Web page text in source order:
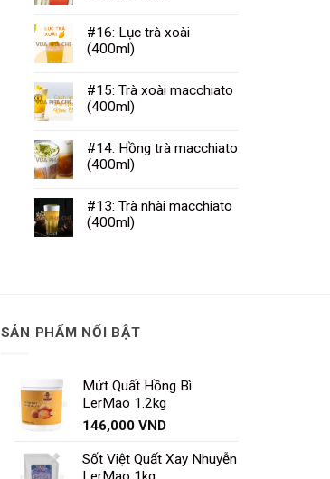
#16: Lục trà xoài
(400ml)
#15: Trà xoài macchiato
(400ml)
#14: Hồng trà macchiato
(400ml)
#13: Trà nhài macchiato
(400ml)
SẢN PHẨM NỔI BẬT
Mứt Quất Hồng Bì
LerMao 1.2kg
146,000 VND
Sốt Việt Quất Xay Nhuyễn